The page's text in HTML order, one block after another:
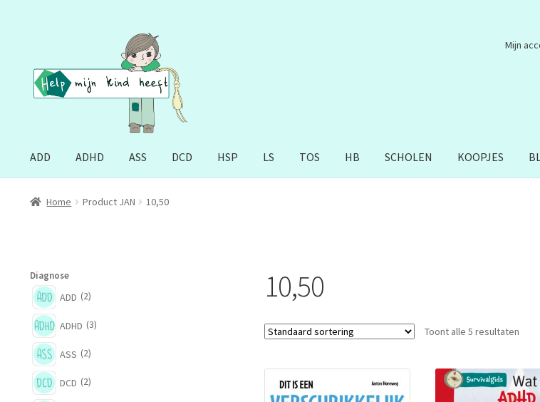
naar
navigatie
de
inhoud
Mijn
ADD ADHD ASS DCD HSP LS TOS HB SCHOLEN KOOPJES
Home Product JAN 10,50
10,50
Toont alle 5 resultaten
Diagnose
ADD (2)
ADHD (3)
ASS (2)
DCD (2)